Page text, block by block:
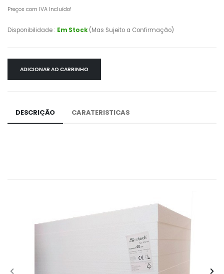
Preços com IVA Incluído!
Disponibilidade : Em Stock(Mas Sujeito a Confirmação)
ADICIONAR AO CARRINHO
DESCRIÇÃO CARATERISTICAS